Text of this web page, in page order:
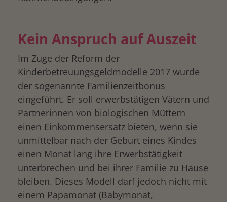
Kein Anspruch auf Auszeit
Im Zuge der Reform der
Kinderbetreuungsgeldmodelle 2017 wurde
der sogenannte Familienzeitbonus
eingeführt. Er soll erwerbstätigen Vätern und
Partnerinnen von biologischen Müttern
einen Einkommensersatz bieten, wenn sie
unmittelbar nach der Geburt eines Kindes
einen Monat lang ihre Erwerbstätigkeit
unterbrechen und bei ihrer Familie zu Hause
bleiben. Dieses Modell darf jedoch nicht mit
einem Papamonat (Babymonat,